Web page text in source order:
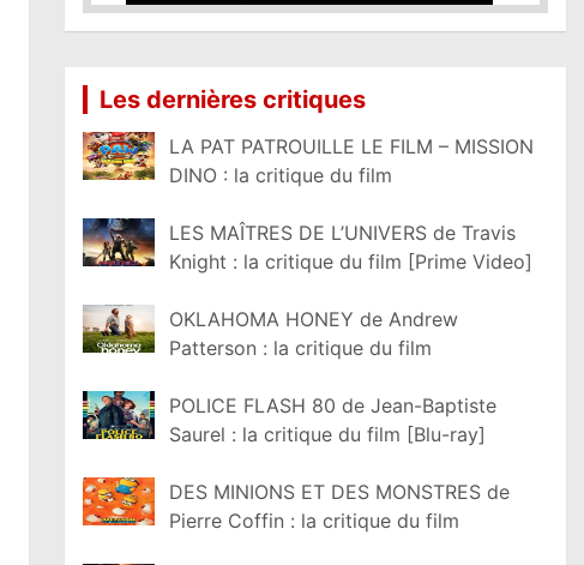
Les dernières critiques
LA PAT PATROUILLE LE FILM – MISSION
DINO : la critique du film
LES MAÎTRES DE L’UNIVERS de Travis
Knight : la critique du film [Prime Video]
OKLAHOMA HONEY de Andrew
Patterson : la critique du film
POLICE FLASH 80 de Jean-Baptiste
Saurel : la critique du film [Blu-ray]
DES MINIONS ET DES MONSTRES de
Pierre Coffin : la critique du film